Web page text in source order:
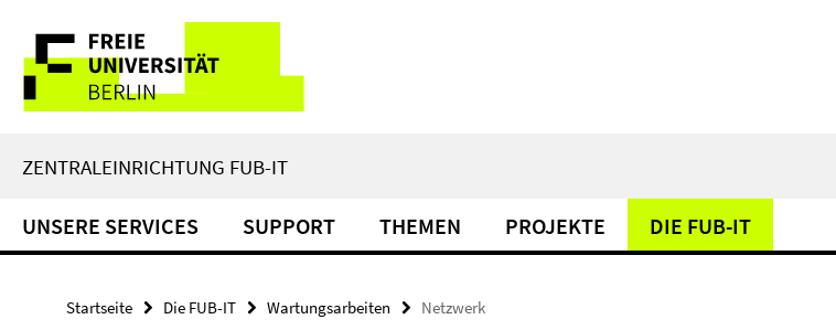
direkt
Inhalt
Service-
Navigation
ZENTRALEINRICHTUNG FUB-IT
UNSERE SERVICES SUPPORT THEMEN PROJEKTE DIE FUB-IT
Startseite Die FUB-IT Wartungsarbeiten Netzwerk